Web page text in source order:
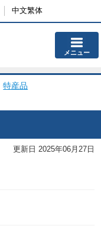
中文繁体
メニュー
特産品
更新日 2025年06月27日